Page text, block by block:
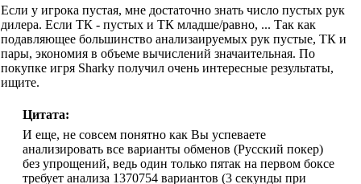
Если у игрока пустая, мне достаточно знать число пустых рук
дилера. Если ТК - пустых и ТК младше/равно, ... Так как
подавляющее большинство анализаируемых рук пустые, ТК и
пары, экономия в объеме вычислений значаительная. По
покупке игря Sharky получил очень интересные результаты,
ищите.
Цитата:
И еще, не совсем понятно как Вы успеваете
анализировать все варианты обменов (Русский покер)
без упрощений, ведь один только пятак на первом боксе
требует анализа 1370754 вариантов (3 секунды при